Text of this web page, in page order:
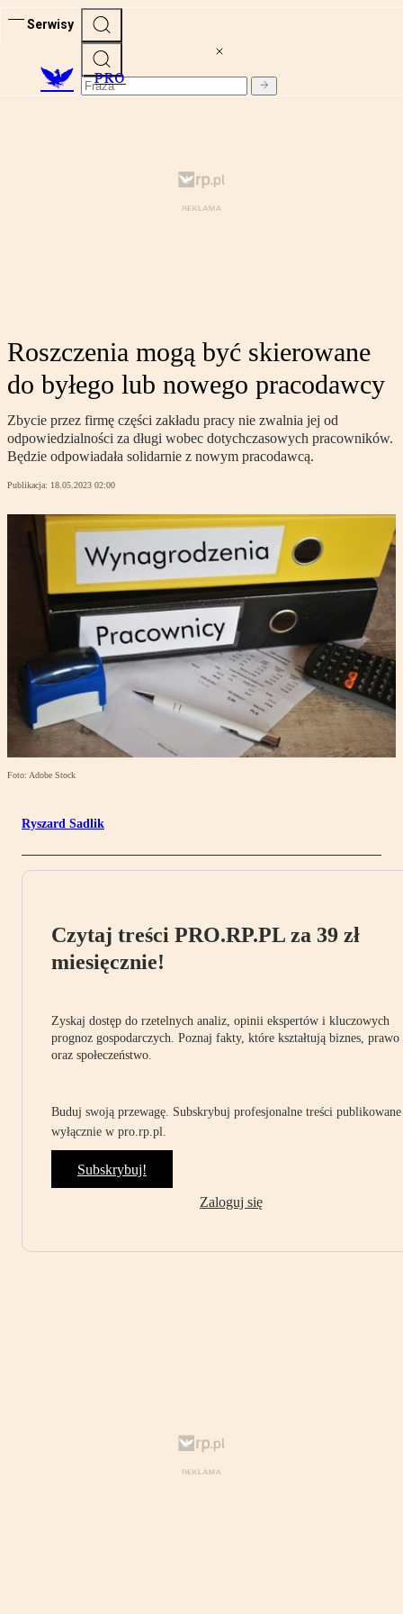
Serwisy
PRO
Roszczenia mogą być skierowane
do byłego lub nowego pracodawcy
Zbycie przez firmę części zakładu pracy nie zwalnia jej od
odpowiedzialności za długi wobec dotychczasowych pracowników.
Będzie odpowiadała solidarnie z nowym pracodawcą.
Publikacja: 18.05.2023 02:00
Foto: Adobe Stock
Ryszard Sadlik
Czytaj treści PRO.RP.PL za 39 zł
miesięcznie!
Zyskaj dostęp do rzetelnych analiz, opinii ekspertów i kluczowych
prognoz gospodarczych. Poznaj fakty, które kształtują biznes, prawo
oraz społeczeństwo.
Buduj swoją przewagę. Subskrybuj profesjonalne treści publikowane
wyłącznie w pro.rp.pl.
Subskrybuj!
Zaloguj się